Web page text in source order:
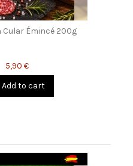
Émincé 200g
5,90 €
Add to cart